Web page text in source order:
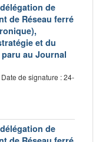
de
de Réseau ferré
et du
au Journal
Date de signature : 24-
de